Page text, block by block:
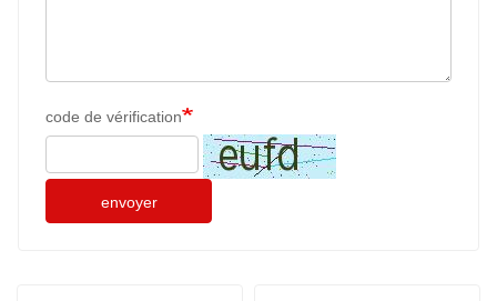
code de vérification
envoyer